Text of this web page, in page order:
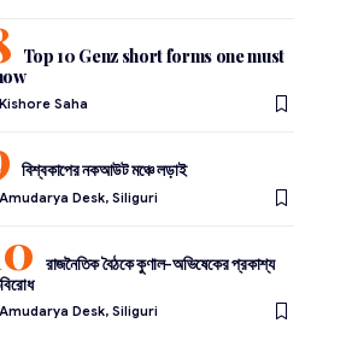
Top 10 Genz short forms one must
Saha
বিশ্বকাপের নকআউট মঞ্চে লড়াই
Desk, Siliguri
রাজনৈতিক বৈঠকে কুণাল-অভিষেকের প্রকাশ্য
Desk, Siliguri